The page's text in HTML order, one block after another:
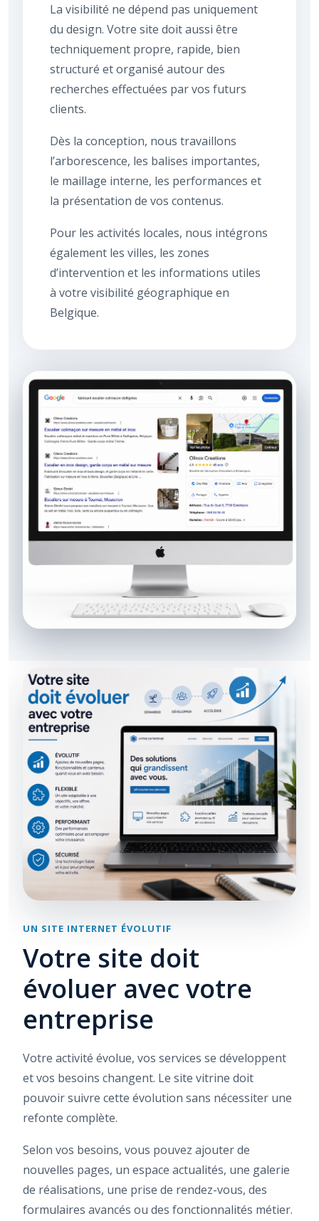
La visibilité ne dépend pas uniquement
du design. Votre site doit aussi être
techniquement propre, rapide, bien
structuré et organisé autour des
recherches effectuées par vos futurs
clients.
Dès la conception, nous travaillons
l’arborescence, les balises importantes,
le maillage interne, les performances et
la présentation de vos contenus.
Pour les activités locales, nous intégrons
également les villes, les zones
d’intervention et les informations utiles
à votre visibilité géographique en
Belgique.
UN SITE INTERNET ÉVOLUTIF
Votre site doit
évoluer avec votre
entreprise
Votre activité évolue, vos services se développent
et vos besoins changent. Le site vitrine doit
pouvoir suivre cette évolution sans nécessiter une
refonte complète.
Selon vos besoins, vous pouvez ajouter de
nouvelles pages, un espace actualités, une galerie
de réalisations, une prise de rendez-vous, des
formulaires avancés ou des fonctionnalités métier.